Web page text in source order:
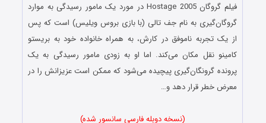
فیلم گروگان Hostage 2005 در مورد یک مامور رسیدگی به موارد
گروگان‌گیری به نام جف تالی (با بازی بروس ویلیس) است که پس
از یک تجربه ناموفق در کارش، به همراه خانواده خود به بریستو
کامینو نقل مکان می‌کند. اما او به زودی مامور رسیدگی به یک
پرونده گرونگان‌گیری پیچیده می‌شود که ممکن است عزیزانش را در
معرض خطر قرار دهد و…
(نسخه دوبله فارسی سانسور شده)